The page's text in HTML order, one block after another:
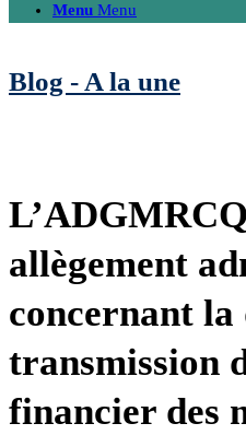
Menu Menu
Blog - A la une
allègement
concernant la
transmission
financier des